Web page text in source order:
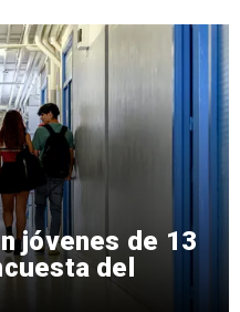
jóvenes de 13
del